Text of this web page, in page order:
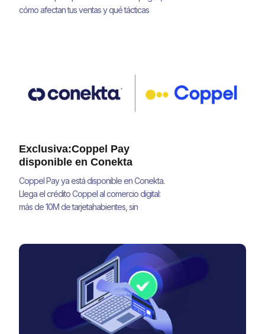
cómo afectan tus ventas y qué tácticas
Exclusiva:Coppel Pay
disponible en Conekta
Coppel Pay ya está disponible en Conekta.
Llega el crédito Coppel al comercio digital:
más de 10M de tarjetahabientes, sin